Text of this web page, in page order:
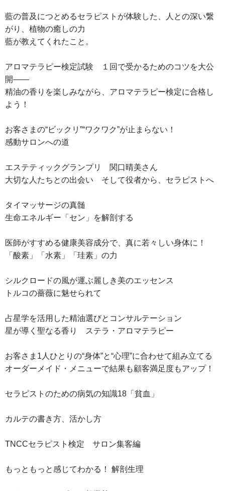
藍の普及につとめるセラピストが体験した、人との深い繋
がり、植物の癒しの力
藍が教えてくれたこと。
アロマテラピー検定試験 １回で受かるためのコツを大公
開――
精油の香りを楽しみながら、アロマテラピー検定に合格し
よう！
お客さまの“ビックリ”“ワクワク”が止まらない！
感動サロンへの道
エステティックグランプリ 関口晴美さん
大切な人たちとの出会い そして役者から、セラピストへ
タイマッサージの真髄
生命エネルギー「セン」を解剖する
医師がすすめる健康美容成分で、真に若々しい身体に！
「酸素」「水素」「珪素」の力
シルクロードの風が運ぶ麗しき美のエッセンス
トルコの薔薇に魅せられて
占星学を活用した精油選びとコンサルテーション
星が導く聖なる香り ステラ・アロマテラピー
お客さま1人ひとりの“身体”と“心理”に合わせて組み立てる
オーダーメイド・メニューで結果も顧客満足度もアップ！
セラピストのための病気の知識18「貧血」
カルテの書き方、活かし方
TNCCセラピスト検定 サロン集客編
もっともっと感じてわかる！ 解剖生理